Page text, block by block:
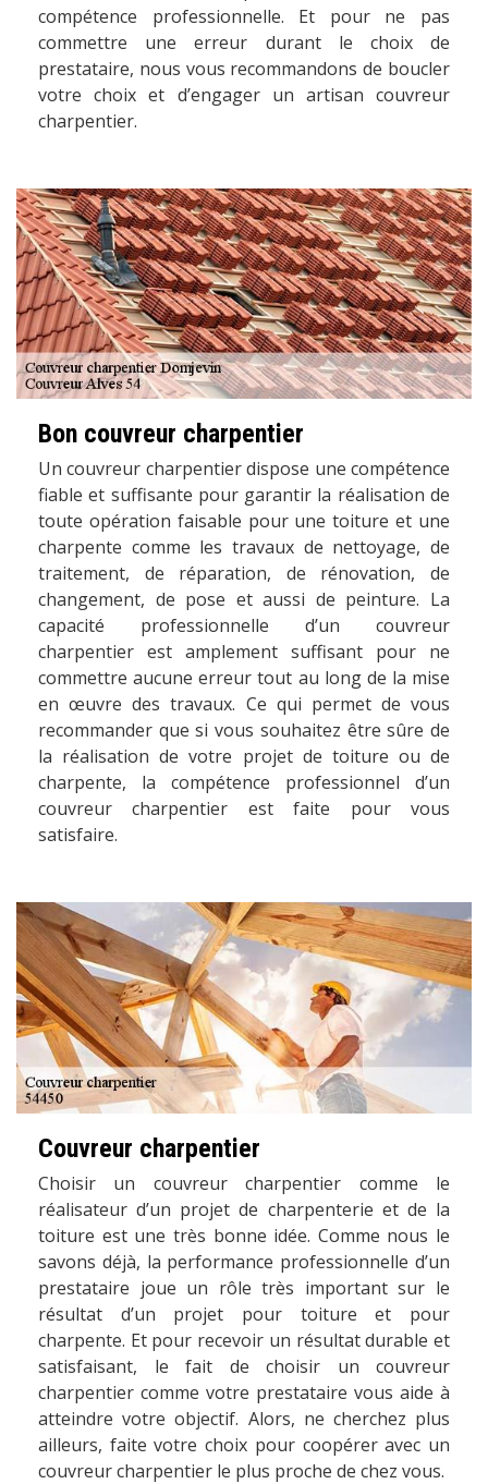
compétence professionnelle. Et pour ne pas
commettre une erreur durant le choix de
prestataire, nous vous recommandons de boucler
votre choix et d’engager un artisan couvreur
charpentier.
Bon couvreur charpentier
Un couvreur charpentier dispose une compétence
fiable et suffisante pour garantir la réalisation de
toute opération faisable pour une toiture et une
charpente comme les travaux de nettoyage, de
traitement, de réparation, de rénovation, de
changement, de pose et aussi de peinture. La
capacité professionnelle d’un couvreur
charpentier est amplement suffisant pour ne
commettre aucune erreur tout au long de la mise
en œuvre des travaux. Ce qui permet de vous
recommander que si vous souhaitez être sûre de
la réalisation de votre projet de toiture ou de
charpente, la compétence professionnel d’un
couvreur charpentier est faite pour vous
satisfaire.
Couvreur charpentier
Choisir un couvreur charpentier comme le
réalisateur d’un projet de charpenterie et de la
toiture est une très bonne idée. Comme nous le
savons déjà, la performance professionnelle d’un
prestataire joue un rôle très important sur le
résultat d’un projet pour toiture et pour
charpente. Et pour recevoir un résultat durable et
satisfaisant, le fait de choisir un couvreur
charpentier comme votre prestataire vous aide à
atteindre votre objectif. Alors, ne cherchez plus
ailleurs, faite votre choix pour coopérer avec un
couvreur charpentier le plus proche de chez vous.